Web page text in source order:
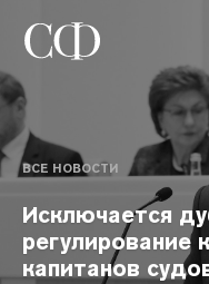
ВСЕ НОВОСТИ
Исключается
регулирование
капитанов